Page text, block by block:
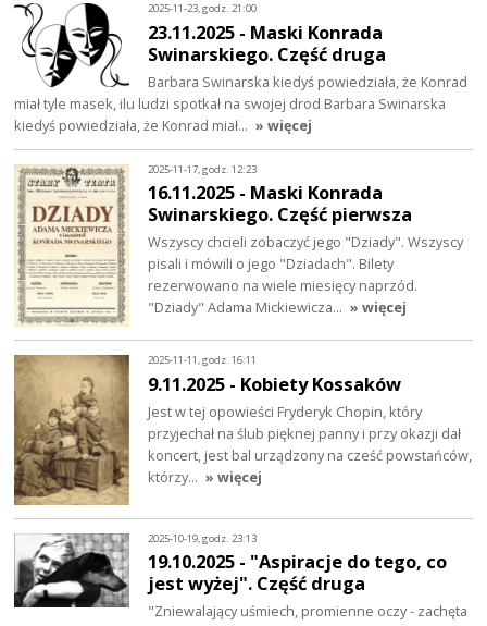
2025-11-23, godz. 21:00
23.11.2025 - Maski Konrada
Swinarskiego. Część druga
Barbara Swinarska kiedyś powiedziała, że Konrad
miał tyle masek, ilu ludzi spotkał na swojej drod Barbara Swinarska
kiedyś powiedziała, że Konrad miał… » więcej
2025-11-17, godz. 12:23
16.11.2025 - Maski Konrada
Swinarskiego. Część pierwsza
Wszyscy chcieli zobaczyć jego "Dziady". Wszyscy
pisali i mówili o jego "Dziadach". Bilety
rezerwowano na wiele miesięcy naprzód.
"Dziady" Adama Mickiewicza… » więcej
2025-11-11, godz. 16:11
9.11.2025 - Kobiety Kossaków
Jest w tej opowieści Fryderyk Chopin, który
przyjechał na ślub pięknej panny i przy okazji dał
koncert, jest bal urządzony na cześć powstańców,
którzy… » więcej
2025-10-19, godz. 23:13
19.10.2025 - "Aspiracje do tego, co
jest wyżej". Część druga
"Zniewalający uśmiech, promienne oczy - zachęta